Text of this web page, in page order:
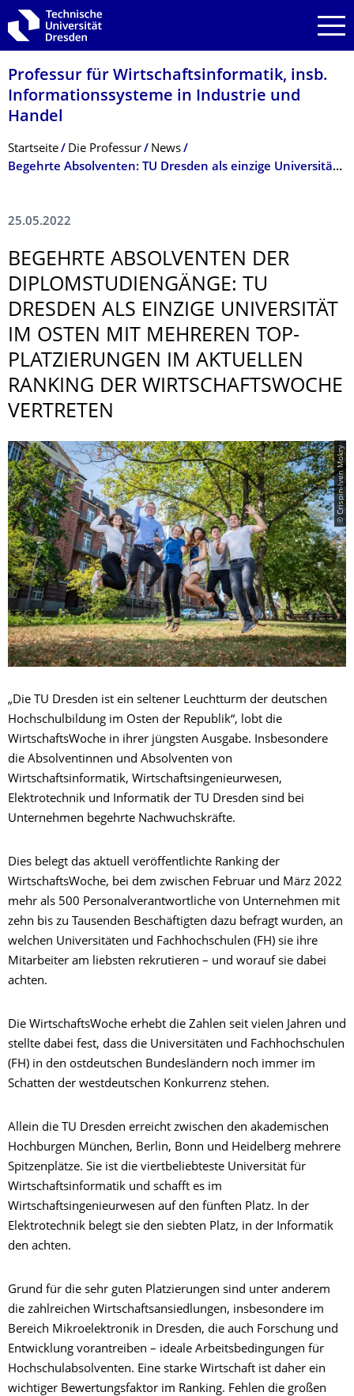
Zur Hauptnavigation springen
Zur Suche springen
Zum Inhalt springen
Professur für Wirtschaftsinfor­matik, insb.
Informationssyste­me in Industrie und
Handel
Breadcrumb-Menü
Startseite Die Professur
News
Begehrte Absolventen: TU Dresden als einzige Universität im Osten mit mehreren Top-Platzierungen im aktuellen Ranking der Wirtschaftswo­che vertreten
25.05.2022
BEGEHRTE ABSOLVENTEN DER
DIPLOMSTUDIEN­GÄNGE: TU
DRESDEN ALS EINZIGE UNIVERSITÄT
IM OSTEN MIT MEHREREN TOP-
PLATZIERUNGEN IM AKTUELLEN
RANKING DER WIRTSCHAFTSWO­CHE
VERTRETEN
© Crispin-Iven Mokry
„Die TU Dresden ist ein seltener Leuchtturm der deutschen
Hochschulbildung im Osten der Republik“, lobt die
WirtschaftsWoche in ihrer jüngsten Ausgabe. Insbesondere
die Absolventinnen und Absolventen von
Wirtschaftsinformatik, Wirtschaftsingenieurwesen,
Elektrotechnik und Informatik der TU Dresden sind bei
Unternehmen begehrte Nachwuchskräfte.
Dies belegt das aktuell veröffentlichte Ranking der
WirtschaftsWoche, bei dem zwischen Februar und März 2022
mehr als 500 Personalverantwortliche von Unternehmen mit
zehn bis zu Tausenden Beschäftigten dazu befragt wurden, an
welchen Universitäten und Fachhochschulen (FH) sie ihre
Mitarbeiter am liebsten rekrutieren – und worauf sie dabei
achten.
Die WirtschaftsWoche erhebt die Zahlen seit vielen Jahren und
stellte dabei fest, dass die Universitäten und Fachhochschulen
(FH) in den ostdeutschen Bundesländern noch immer im
Schatten der westdeutschen Konkurrenz stehen.
Allein die TU Dresden erreicht zwischen den akademischen
Hochburgen München, Berlin, Bonn und Heidelberg mehrere
Spitzenplätze. Sie ist die viertbeliebteste Universität für
Wirtschaftsinformatik und schafft es im
Wirtschaftsingenieurwesen auf den fünften Platz. In der
Elektrotechnik belegt sie den siebten Platz, in der Informatik
den achten.
Grund für die sehr guten Platzierungen sind unter anderem
die zahlreichen Wirtschaftsansiedlungen, insbesondere im
Bereich Mikroelektronik in Dresden, die auch Forschung und
Entwicklung vorantreiben – ideale Arbeitsbedingungen für
Hochschulabsolventen. Eine starke Wirtschaft ist daher ein
wichtiger Bewertungsfaktor im Ranking. Fehlen die großen